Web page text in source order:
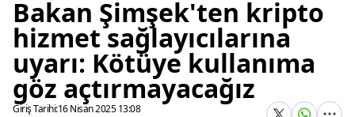
Bakan Şimşek'ten kripto
hizmet sağlayıcılarına
uyarı: Kötüye kullanıma
göz açtırmayacağız
Giriş Tarihi:16 Nisan 2025 13:08